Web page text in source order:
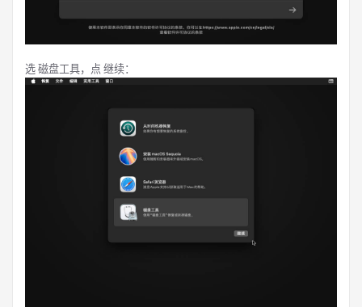
选 磁盘工具，点 继续：